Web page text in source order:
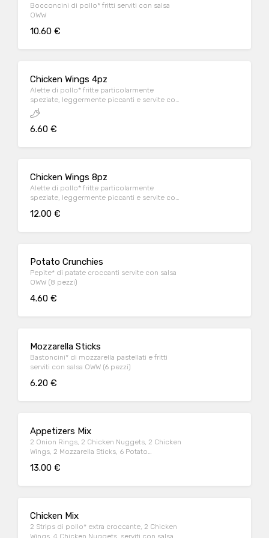
Bocconcini di pollo* fritti serviti con salsa
OWW
10.60 €
Chicken Wings 4pz
Alette di pollo* fritte particolarmente
speziate, leggermente piccanti e servite con
salsa OWW
6.60 €
Chicken Wings 8pz
Alette di pollo* fritte particolarmente
speziate, leggermente piccanti e servite con
12.00 €
Potato Crunchies
Pepite* di patate croccanti servite con salsa
OWW (8 pezzi)
4.60 €
Mozzarella Sticks
Bastoncini* di mozzarella pastellati e fritti
serviti con salsa OWW (6 pezzi)
6.20 €
Appetizers Mix
2 Onion Rings, 2 Chicken Nuggets, 2 Chicken
Wings, 2 Mozzarella Sticks, 6 Potato
13.00 €
Chicken Mix
2 Strips di pollo* extra croccante, 2 Chicken
Wings, 4 Chicken Nuggets, serviti con salsa